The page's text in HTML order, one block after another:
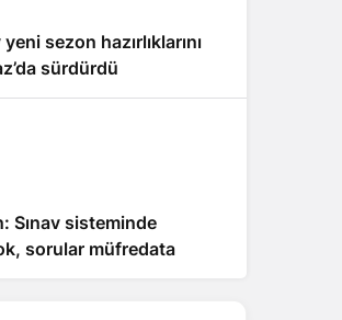
sezon hazırlıklarını
sürdürdü
Sınav sisteminde
sorular müfredata